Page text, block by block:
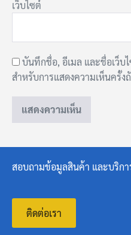
เว็บไซต์
บันทึกชื่อ, อีเมล และชื่อเว็บ
สำหรับการแสดงความเห็นครั้ง
สอบถามข้อมูลสินค้า และบริกา
ติดต่อเรา